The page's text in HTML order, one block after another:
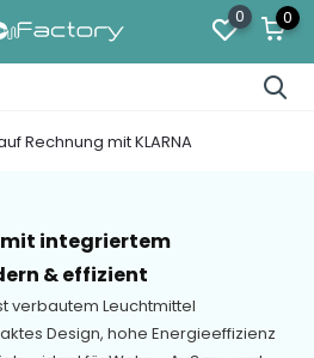
0 0
Rechnung mit KLARNA
mit integriertem
& effizient
verbautem Leuchtmittel
Design, hohe Energieeffizienz